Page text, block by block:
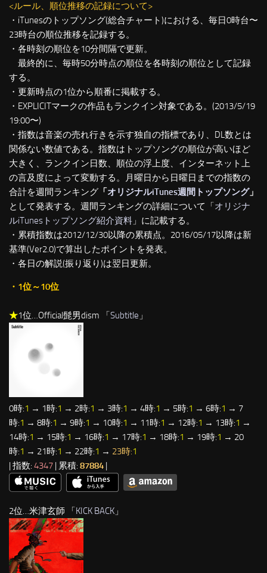
<ルール、順位推移の記録について>
・iTunesのトップソング(総合チャート)における、毎日0時台〜
23時台の順位推移を記録する。
・各時刻の順位を10分間隔で更新。
最終的に、毎時50分時点の順位を各時刻の順位として記録
する。
・更新時点の1位から順番に掲載する。
・EXPLICITマークの作品もランクイン対象である。(2013/5/19
19:00〜)
・指数は音楽の売れ行きを示す独自の指標であり、DL数とは
関係ない数値である。指数はトップソングの順位が高いほど
大きく、ランクイン日数、順位の浮上度、インターネット上
の言及度によって変動する。月曜日から日曜日までの指数の
合計を週間ランキング 「オリジナルiTunes週間トップソング」
として発表する。週間ランキングの詳細について「オリジナ
ルiTunesトップソング紹介資料 」に記載する。
・累積指数は2012/12/30以降の累積点。2016/05/17以降は新
基準(Ver2.0)で算出したポイントを発表。
・各日の解説(振り返り)は翌日更新。
・1位～10位
★1位…Official髭男dism 「Subtitle 」
0時:1 → 1時:1 → 2時:1 → 3時:1 → 4時:1 → 5時:1 → 6時:1 → 7
時:1 → 8時:1 → 9時:1 → 10時:1 → 11時:1 → 12時:1 → 13時:1 →
14時:1 → 15時:1 → 16時:1 → 17時:1 → 18時:1 → 19時:1 → 20
時:1 → 21時:1 → 22時:1 → 23時:1
| 指数: 4347 | 累積: 87884 |
2位…米津玄師 「KICK BACK 」